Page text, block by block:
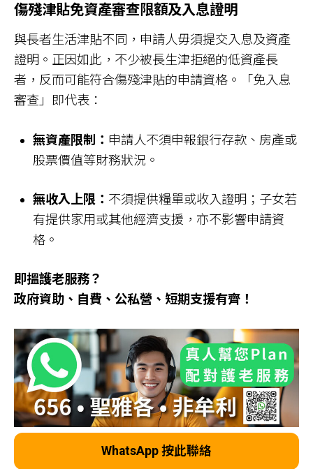
傷殘津貼免資產審查限額及入息證明
與長者生活津貼不同，申請人毋須提交入息及資產
證明。正因如此，不少被長生津拒絕的低資產長
者，反而可能符合傷殘津貼的申請資格。「免入息
審查」即代表：
無資產限制： 申請人不須申報銀行存款、房產或
股票價值等財務狀況。
無收入上限： 不須提供糧單或收入證明；子女若
有提供家用或其他經濟支援，亦不影響申請資
格。
即搵護老服務？
政府資助、自費、公私營、短期支援有齊！
WhatsApp 按此聯絡